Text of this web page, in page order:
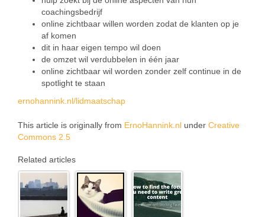
coachingsbedrijf
online zichtbaar willen worden zodat de klanten op je
af komen
dit in haar eigen tempo wil doen
de omzet wil verdubbelen in één jaar
online zichtbaar wil worden zonder zelf continue in de
spotlight te staan
ernohannink.nl/lidmaatschap
This article is originally from ErnoHannink.nl under Creative
Commons 2.5
Related articles